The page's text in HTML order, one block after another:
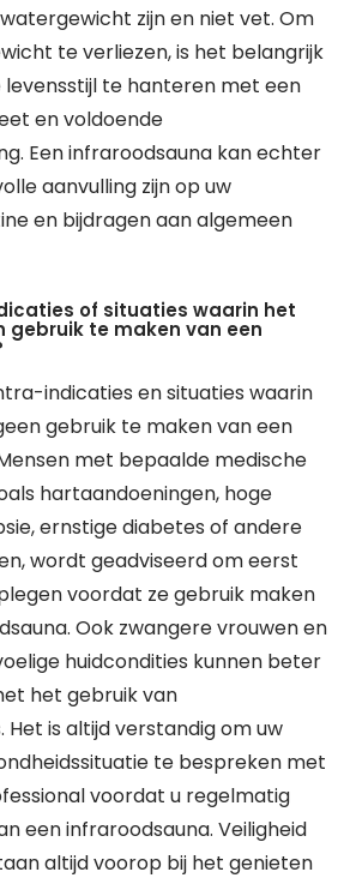
zijn en niet vet. Om
te verliezen, is het belangrijk
levensstijl te hanteren met een
en voldoende
Een infraroodsauna kan echter
aanvulling zijn op uw
en bijdragen aan algemeen
of situaties waarin het
gebruik te maken van een
indicaties en situaties waarin
gebruik te maken van een
met bepaalde medische
hartaandoeningen, hoge
ernstige diabetes of andere
wordt geadviseerd om eerst
voordat ze gebruik maken
Ook zwangere vrouwen en
huidcondities kunnen beter
het gebruik van
Het is altijd verstandig om uw
te bespreken met
voordat u regelmatig
een infraroodsauna. Veiligheid
altijd voorop bij het genieten